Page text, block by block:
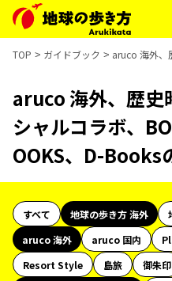
TOP ガイドブック aruco 海外、
aruco 海外、歴史
シャルコラボ、
OOKS、D-Books
すべて 地球の歩き方 海外
aruco 海外
aruco 国内
Resort Style
島旅 御朱印